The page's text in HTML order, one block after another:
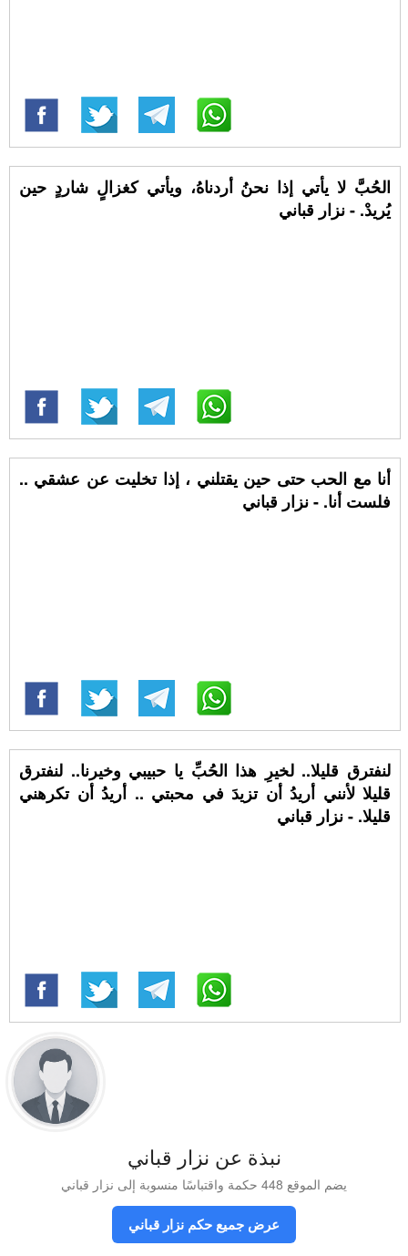
الحُبَّ لا يأتي إذا نحنُ أردناهُ، ويأتي كغزالٍ شاردٍ حين
يُريدْ. - نزار قباني
أنا مع الحب حتى حين يقتلني ، إذا تخليت عن عشقي ..
فلست أنا. - نزار قباني
لنفترق قليلا.. لخيرِ هذا الحُبِّ يا حبيبي وخيرنا.. لنفترق
قليلا لأنني أريدُ أن تزيدَ في محبتي .. أريدُ أن تكرهني
قليلا. - نزار قباني
نبذة عن نزار قباني
يضم الموقع 448 حكمة واقتباسًا منسوبة إلى نزار قباني
عرض جميع حكم نزار قباني